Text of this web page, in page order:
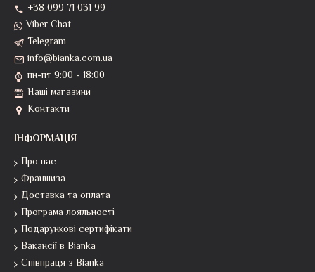
+38 099 71 031 99
Viber Chat
Telegram
info@bianka.com.ua
пн-пт 9:00 - 18:00
Наші магазини
Контакти
ІНФОРМАЦІЯ
Про нас
Франшиза
Доставка та оплата
Програма лояльності
Подарункові сертифікати
Вакансії в Bianka
Співпраця з Bianka